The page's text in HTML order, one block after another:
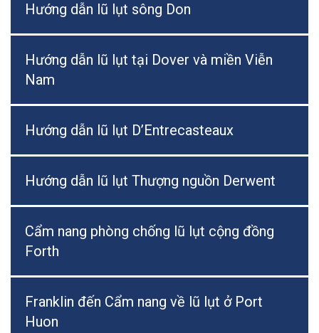
Hướng dẫn lũ lụt sông Don
Hướng dẫn lũ lụt tại Dover và miền Viễn
Nam
Hướng dẫn lũ lụt D’Entrecasteaux
Hướng dẫn lũ lụt Thượng nguồn Derwent
Cẩm nang phòng chống lũ lụt cộng đồng
Forth
Franklin đến Cẩm nang về lũ lụt ở Port
Huon